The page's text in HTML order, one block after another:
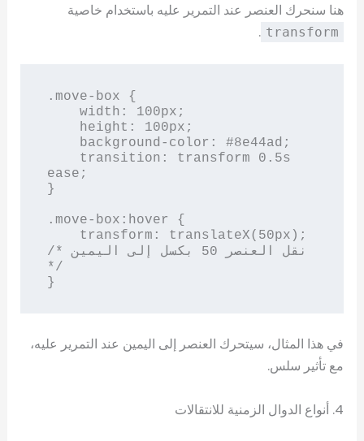
هنا سنحرك العنصر عند التمرير عليه باستخدام خاصية
transform
.
.move-box {
ease;
}
.move-box:hover {
/* نقل العنصر 50 بكسل إلى اليمين
*/
}
في هذا المثال، سيتحرك العنصر إلى اليمين عند التمرير عليه،
مع تأثير سلس.
4. أنواع الدوال الزمنية للانتقالات